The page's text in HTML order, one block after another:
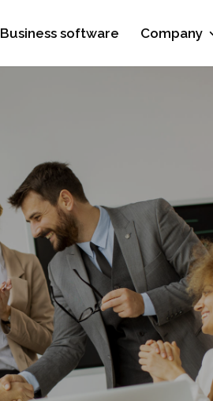
Business software Company